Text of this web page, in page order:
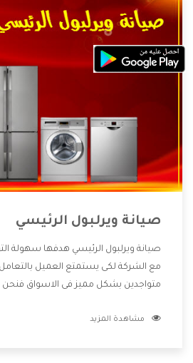
صيانة ويرلبول الرئيسي
صيانة ويرلبول الرئيسي هدفها سهولة
مع الشركة لكى يستمتع العميل
متواجدين بشكل مميز فى الاسواق فنحن
الشركة بها والتى تكون منها خدمة
مشاهدة المزيد